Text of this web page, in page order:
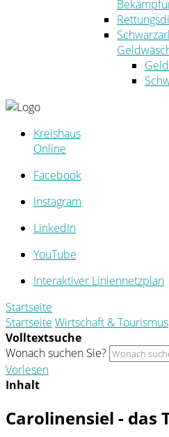
Kreishaus
Online
Facebook
Instagram
LinkedIn
YouTube
Interaktiver Liniennetzplan
Startseite
Startseite Wirtschaft & Tourismus
Volltextsuche
Wonach suchen Sie?
Vorlesen
Inhalt
Carolinensiel - das